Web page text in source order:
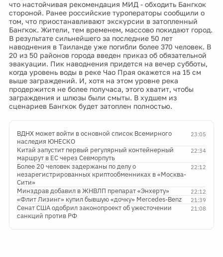
что настойчивая рекомендация МИД - обходить Бангкок
стороной. Ранее российские туроператоры сообщили о
том, что приостанавливают экскурсии в затопленный
Бангкок. Жители, тем временем, массово покидают город.
В результате сильнейшего за последние 50 лет
наводнения в Таиланде уже погибли более 370 человек. В
20 из 50 районов города введен приказ об обязательной
эвакуации. Пик наводнения придется на вечер субботы,
когда уровень воды в реке Чао Прая окажется на 15 см
выше заграждений. И, хотя на этом уровне река
продержится не более получаса, этого хватит, чтобы
заграждения и шлюзы были смыты. В худшем из
сценариев Бангкок будет затоплен полностью.
23:05
ВДНХ может войти в основной список Всемирного
наследия ЮНЕСКО
22:34
Китай запустит первый регулярный контейнерный
маршрут в ЕС через Севморпуть
22:12
Более 20 человек задержаны по делу о
незарегистрированных криптообменниках в «Москва-
Сити»
22:12
Минздрав добавил в ЖНВЛП препарат «Энхерту»
21:39
«Флит Лизинг» купил бывшую «дочку» Mercedes-Benz
21:08
Сенат США одобрил законопроект об ужесточении
санкций против РФ